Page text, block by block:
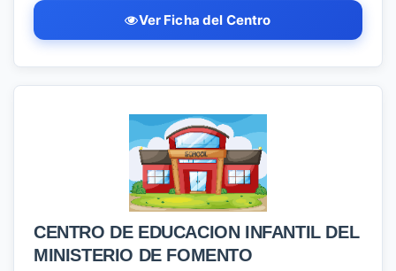
Ver Ficha del Centro
CENTRO DE EDUCACION INFANTIL DEL
MINISTERIO DE FOMENTO